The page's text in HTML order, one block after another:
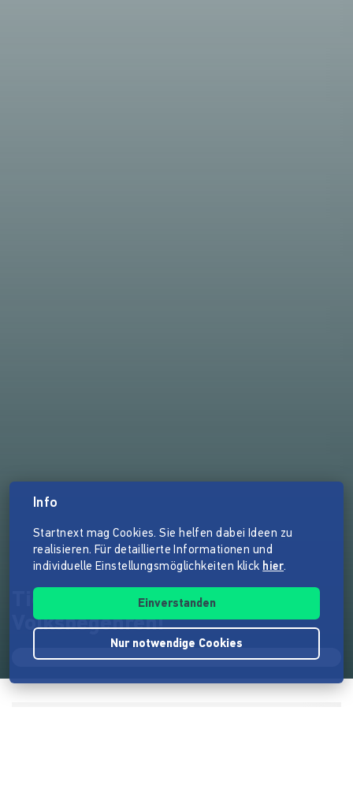
Tierschutz ist ein
Volksbegehren!
Info
Startnext mag Cookies. Sie helfen dabei Ideen zu
realisieren. Für detaillierte Informationen und
individuelle Einstellungsmöglichkeiten klick hier.
Einverstanden
Nur notwendige Cookies